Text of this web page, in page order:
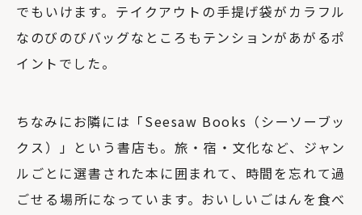
でもいけます。テイクアウトの手提げ袋がカラフル
なのびのびバッグなところもテンションがあがるポ
イントでした。
ちなみにお隣には「Seesaw Books（シーソーブッ
クス）」という書店も。旅・宿・文化など、ジャン
ルごとに選書された本に囲まれて、時間を忘れて過
ごせる場所になっています。おいしいごはんを食べ